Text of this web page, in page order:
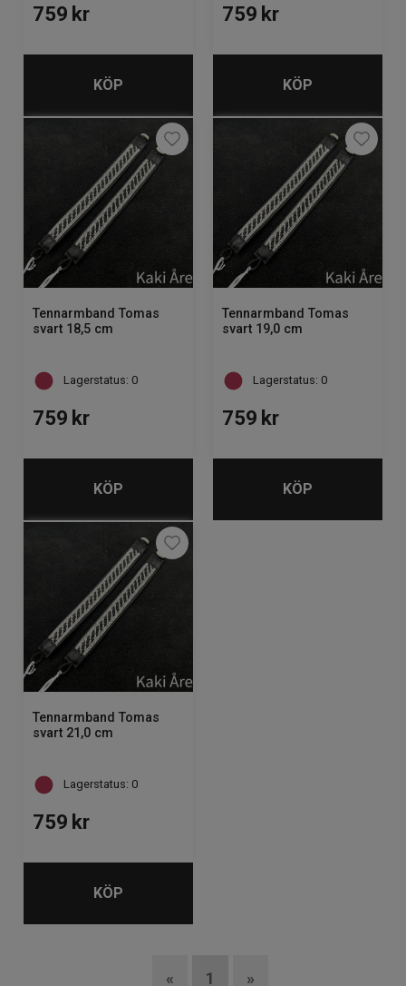
759 kr
KÖP
759 kr
KÖP
Tennarmband Tomas
svart 18,5 cm
Lagerstatus: 0
759 kr
KÖP
Tennarmband Tomas
svart 19,0 cm
Lagerstatus: 0
759 kr
KÖP
Tennarmband Tomas
svart 21,0 cm
Lagerstatus: 0
759 kr
KÖP
« 1 »